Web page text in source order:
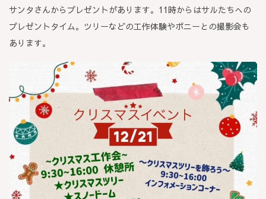
サンタさんからプレゼントがあります。11時からはサルたちへの
プレゼントタイム。ツリーなどの工作体験やポニーとの撮影会も
あります。